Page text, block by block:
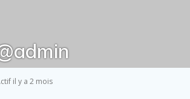
il y a 2 mois